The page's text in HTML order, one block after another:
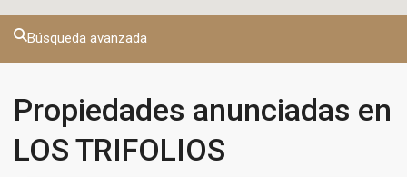
Búsqueda avanzada
Propiedades anunciadas en
LOS TRIFOLIOS